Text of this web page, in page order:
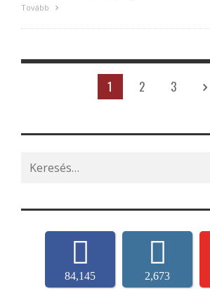
Tovább
1 2 3
Search
for:
84,145 2,673